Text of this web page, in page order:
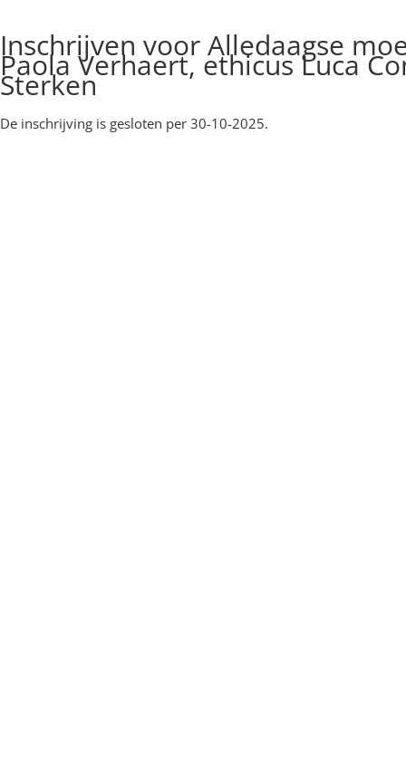
Inschrijven voor Alledaagse
Paola Verhaert, ethicus Luca
Sterken
De inschrijving is gesloten per 30-10-2025.